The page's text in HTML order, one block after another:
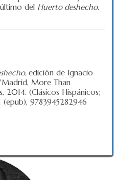
del Huerto deshecho.
edición de Ignacio
More Than
2014. (Clásicos Hispánicos;
(epub), 9783945282946